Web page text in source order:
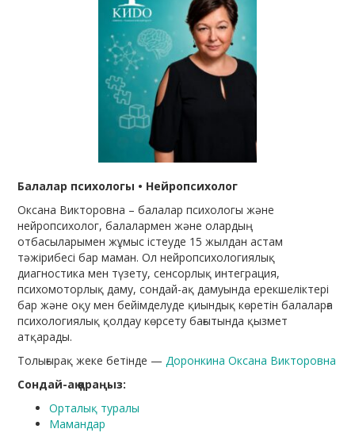
Балалар психологы • Нейропсихолог
Оксана Викторовна – балалар психологы және
нейропсихолог, балалармен және олардың
отбасыларымен жұмыс істеуде 15 жылдан астам
тәжірибесі бар маман. Ол нейропсихологиялық
диагностика мен түзету, сенсорлық интеграция,
психомоторлық даму, сондай-ақ дамуында ерекшеліктері
бар және оқу мен бейімделуде қиындық көретін балаларға
психологиялық қолдау көрсету бағытында қызмет
атқарады.
Толығырақ жеке бетінде —Доронкина Оксана Викторовна
Сондай-ақ қараңыз:
Орталық туралы
Мамандар